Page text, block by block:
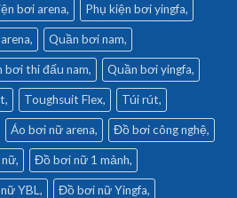
bơi arena Phụ kiện bơi yingfa
Quần bơi nam
bơi thi đấu nam Quần bơi yingfa
Toughsuit Flex Túi rút
Áo bơi nữ arena Đồ bơi công nghệ
Đồ bơi nữ 1 mảnh
YBL Đồ bơi nữ Yingfa